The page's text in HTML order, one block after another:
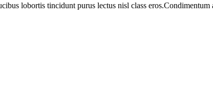
lobortis tincidunt purus lectus nisl class